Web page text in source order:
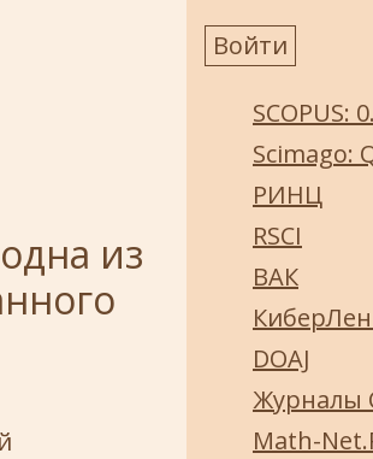
из
SCOPUS:
Scimago:
РИНЦ
RSCI
ВАК
DOAJ
Журналы
Math-